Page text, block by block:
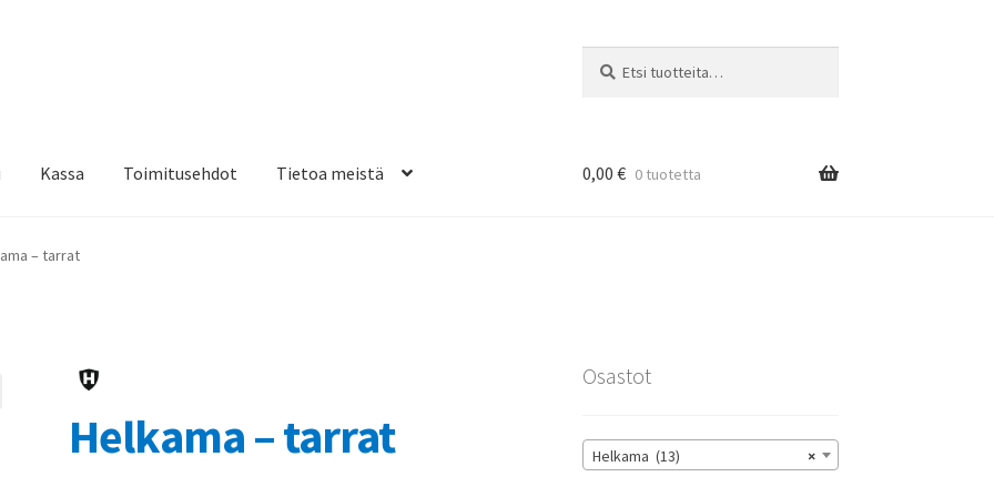
Kassa Toimitusehdot Tietoa meistä
& teippausten poisto
0,00 € 0 tuotetta
– tarrat
Helkama – tarrat
Osastot
×
Helkama (13)